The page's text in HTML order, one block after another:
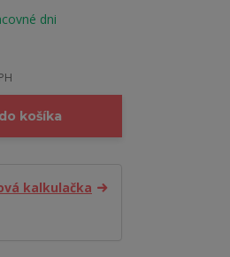
dni
košíka
kalkulačka